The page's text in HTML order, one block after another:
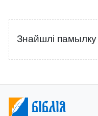
Знайшлі памылку
Біблія